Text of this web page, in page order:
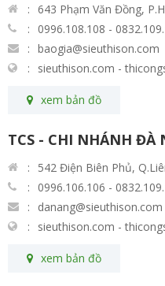
643 Phạm Văn Đồng,
0996.108.108 -
baogia@sieuthison.com
sieuthison.com -
xem bản đồ
TCS - CHI NHÁNH ĐÀ
542 Điện Biên Phủ,
0996.106.106 -
danang@sieuthison.com
sieuthison.com -
xem bản đồ